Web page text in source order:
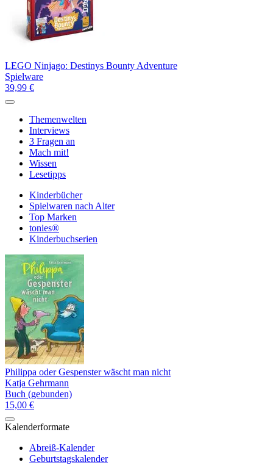
LEGO Ninjago: Destinys Bounty Adventure
Spielware
39,99 €
Themenwelten
Interviews
3 Fragen an
Mach mit!
Wissen
Lesetipps
Kinderbücher
Spielwaren nach Alter
Top Marken
tonies®
Kinderbuchserien
Philippa oder Gespenster wäscht man nicht
Katja Gehrmann
Buch (gebunden)
15,00 €
Kalenderformate
Abreiß-Kalender
Geburtstagskalender